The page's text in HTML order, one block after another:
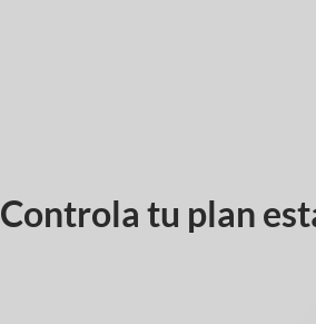
Controla tu plan